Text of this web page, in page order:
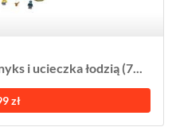
i ucieczka łodzią (7...
zł